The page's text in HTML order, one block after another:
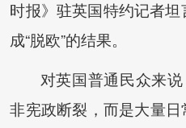
时报》驻英国特约记者
成“脱欧”的结果。
对英国普通民众来
非宪政断裂，而是大量